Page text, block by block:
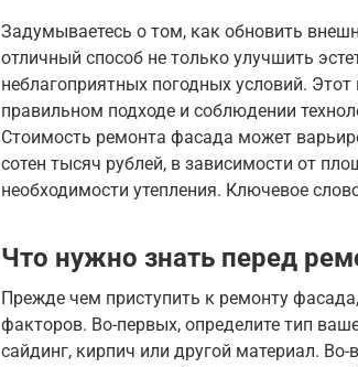
Задумываетесь о том, как обновить
отличный способ не только улучшить
неблагоприятных погодных условий.
правильном подходе и соблюдении
Стоимость ремонта фасада может
сотен тысяч рублей, в зависимости от
необходимости утепления. Ключевое
Что нужно знать перед
Прежде чем приступить к ремонту
факторов. Во-первых, определите тип
сайдинг, кирпич или другой материал.